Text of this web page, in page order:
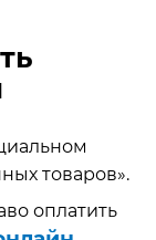
товаров».
оплатить